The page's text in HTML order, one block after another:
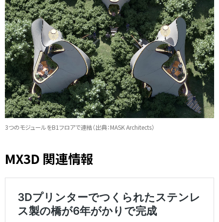
3つのモジュールをB1フロアで連結（出典：MASK Architects）
MX3D 関連情報